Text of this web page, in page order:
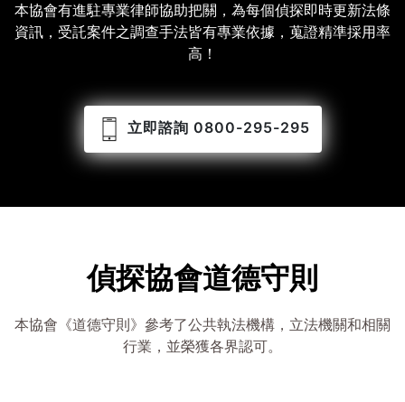
本協會有進駐專業律師協助把關，為每個偵探即時更新法條
資訊，受託案件之調查手法皆有專業依據，蒐證精準採用率
高！
立即諮詢 0800-295-295
偵探協會道德守則
本協會《道德守則》參考了公共執法機構，立法機關和相關
行業，並榮獲各界認可。